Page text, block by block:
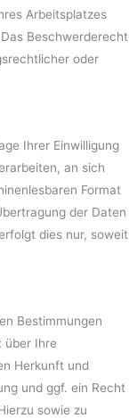
Arbeitsplatzes
Beschwerderecht
oder
Ihrer Einwilligung
an sich
Format
der Daten
dies nur, soweit
Bestimmungen
über Ihre
Herkunft und
und ggf. ein Recht
sowie zu